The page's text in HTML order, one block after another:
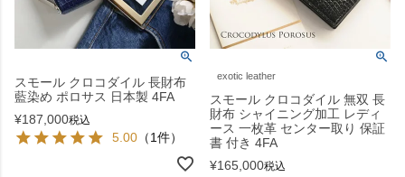
スモール クロコダイル 長財布
藍染め ポロサス 日本製 4FA
¥187,000税込
5.00 （1件）
exotic leather
スモール クロコダイル 無双 長
財布 シャイニング加工 レディ
ース 一枚革 センター取り 保証
書 付き 4FA
¥165,000税込